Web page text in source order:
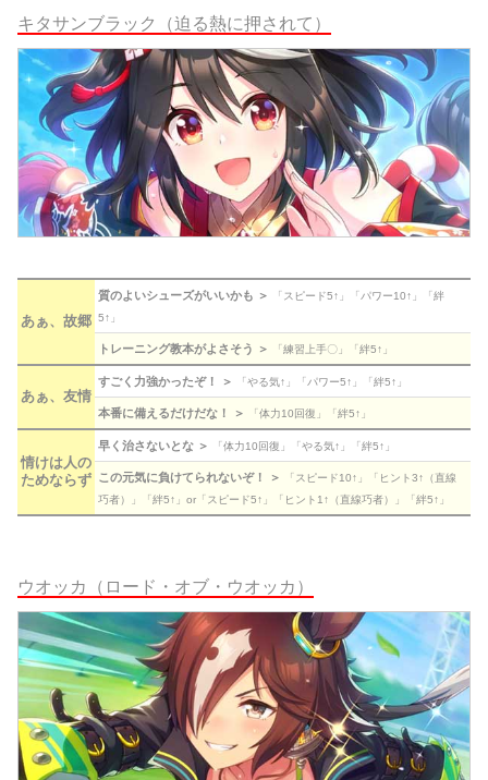
キタサンブラック（迫る熱に押されて）
あぁ、故郷
質のよいシューズがいいかも ＞
「スピード5↑」「パワー10↑」「絆
5↑」
トレーニング教本がよさそう ＞ 「練習上手〇」「絆5↑」
あぁ、友情
すごく力強かったぞ！ ＞ 「やる気↑」「パワー5↑」「絆5↑」
本番に備えるだけだな！ ＞ 「体力10回復」「絆5↑」
情けは人の
ためならず
早く治さないとな ＞ 「体力10回復」「やる気↑」「絆5↑」
この元気に負けてられないぞ！ ＞
「スピード10↑」「ヒント3↑（直線
巧者）」「絆5↑」or「スピード5↑」「ヒント1↑（直線巧者）」「絆5↑」
ウオッカ（ロード・オブ・ウオッカ）